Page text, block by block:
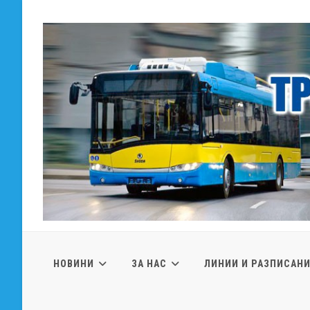
НОВИНИ ЗА НАС ЛИНИИ И